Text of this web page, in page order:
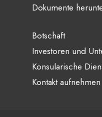
Dokumente
Botschaft
Investoren und
Konsularische
Kontakt aufnehmen